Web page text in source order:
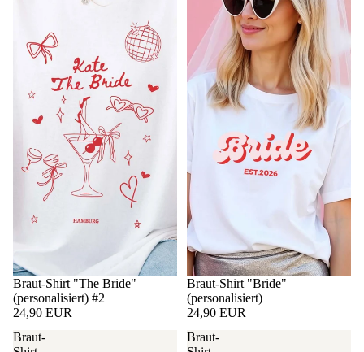
Braut-Shirt "The Bride"
(personalisiert) #2
24,90 EUR
Braut-Shirt "Bride"
(personalisiert)
24,90 EUR
Braut-
Braut-